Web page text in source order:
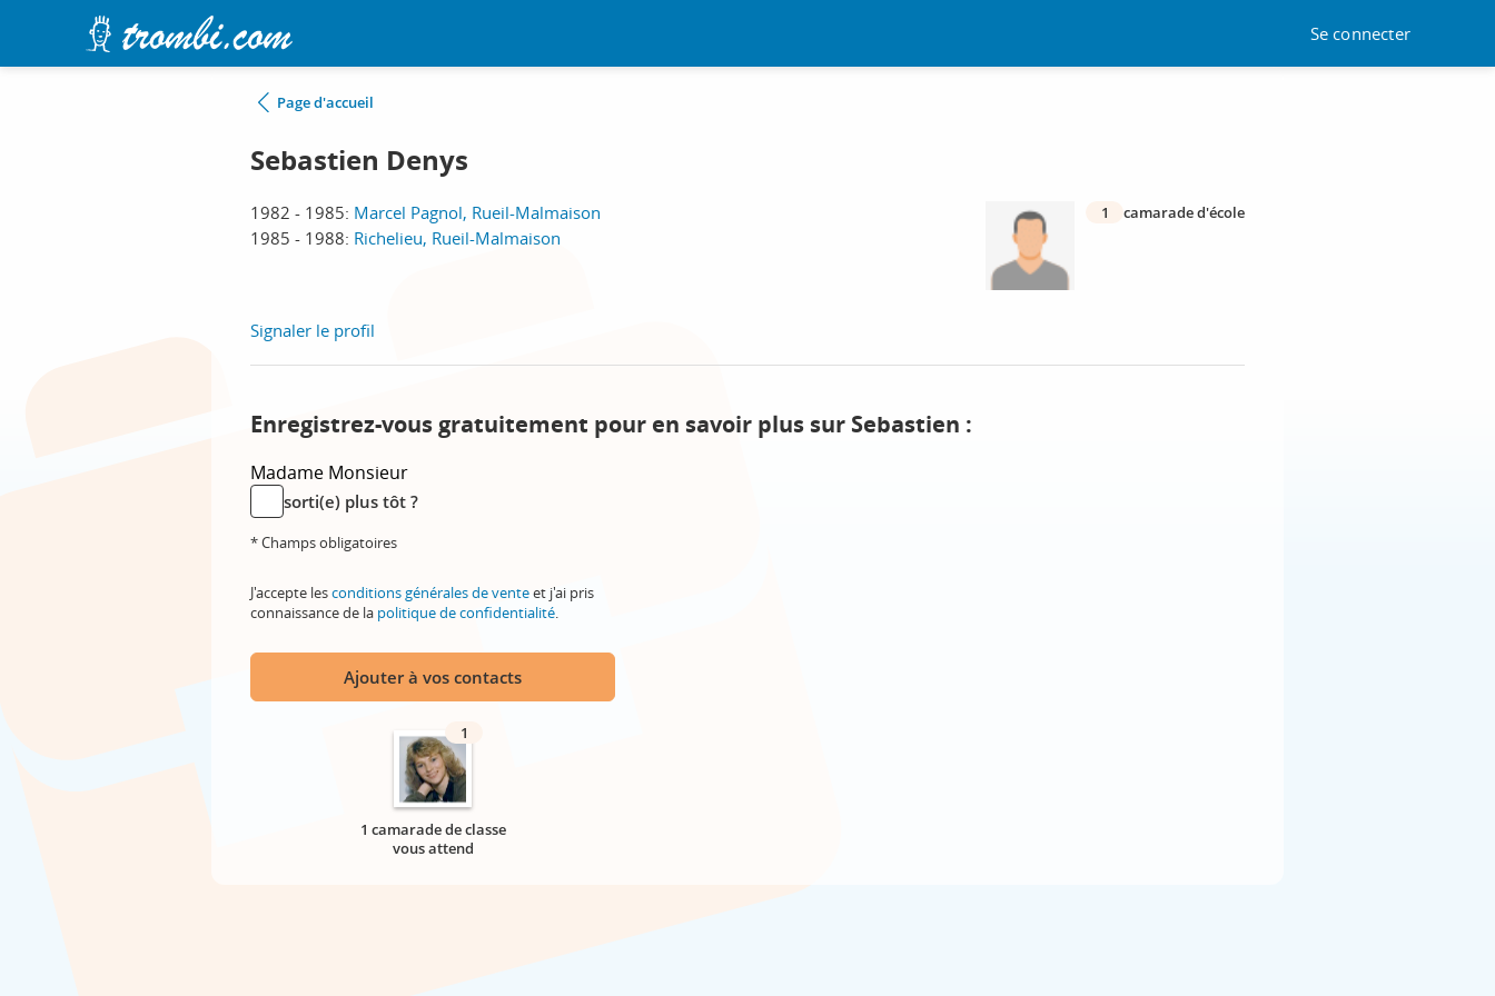
Se connecter
Page d'accueil
Sebastien Denys
1982 - 1985: Marcel Pagnol, Rueil-Malmaison
1985 - 1988: Richelieu, Rueil-Malmaison
1 camarade d'école
Signaler le profil
Enregistrez-vous gratuitement pour en savoir plus sur Sebastien :
Madame Monsieur
sorti(e) plus tôt ?
* Champs obligatoires
J'accepte lesconditions générales de venteet j'ai pris
connaissance de la politique de confidentialité.
Ajouter à vos contacts
1
1 camarade de classe
vous attend